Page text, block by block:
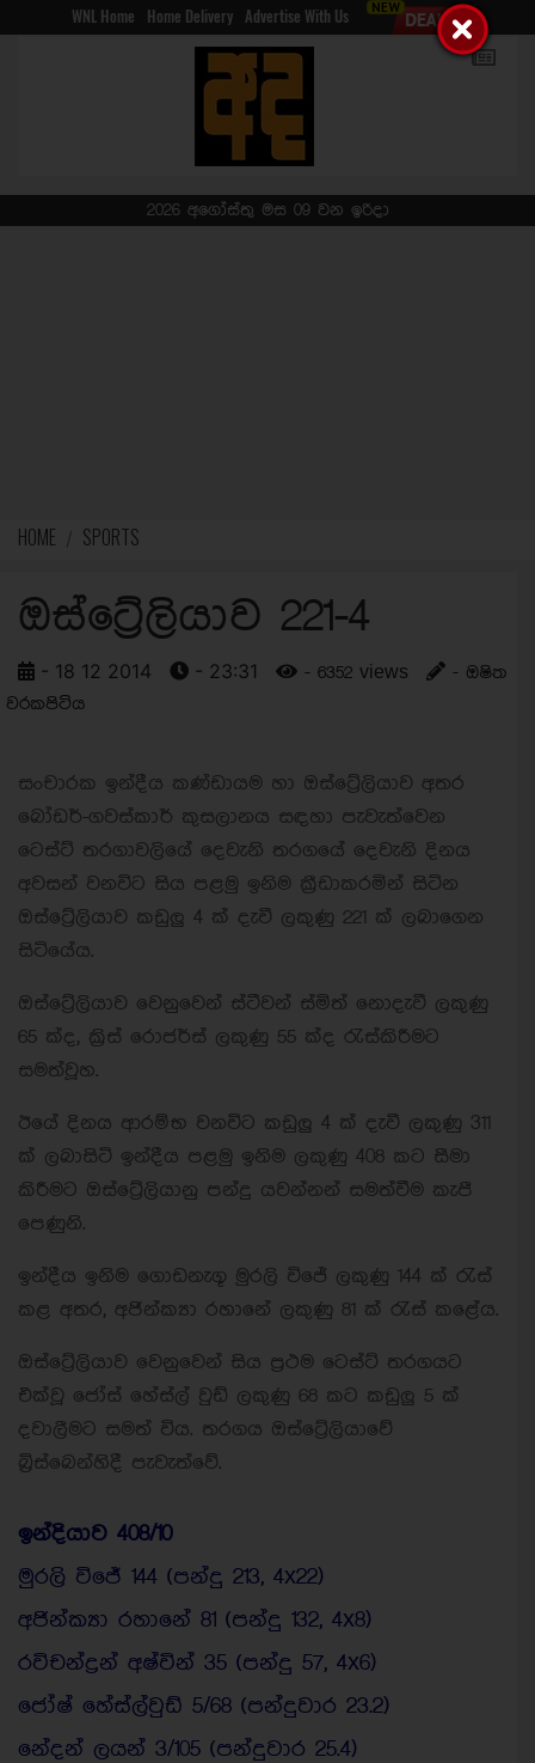
WNL Home Home Delivery Advertise With Us
2026 අගෝස්තු මස 09 වන ඉරිදා
HOME SPORTS
ඔස්ට්‍රේලියාව 221-4
- 18 12 2014 - 23:31 - 6352 views
- ඔෂිත
වරකපිටිය
සංචාරක ඉන්දීය කණ්ඩායම හා ඔස්ට්‍රේලියාව අතර
බෝඩර්-ගවස්කාර් කුසලානය සඳහා පැවැත්වෙන
ටෙස්ට් තරගාවලියේ දෙවැනි තරගයේ දෙවැනි දිනය
අවසන් වනවිට සිය පළමු ඉනිම ක්‍රීඩාකරමින් සිටින
ඔස්ට්‍රේලියාව කඩුලු 4 ක් දැවී ලකුණු 221 ක් ලබාගෙන
සිටියේය.
ඔස්ට්‍රේලියාව වෙනුවෙන් ස්ටීවන් ස්මිත් නොදැවී ලකුණු
65 ක්ද, ක්‍රිස් රොජර්ස් ලකුණු 55 ක්ද රැස්කිරීමට
සමත්වූහ.
ඊයේ දිනය ආරම්භ වනවිට කඩුලු 4 ක් දැවී ලකුණු 311
ක් ලබාසිටි ඉන්දීය පළමු ඉනිම ලකුණු 408 කට සීමා
කිරීමට ඔස්ට්‍රේලියානු පන්දු යවන්නන් සමත්වීම කැපී
පෙණුනි.
ඉන්දීය ඉනිම ගොඩනැගූ මුරලි විජේ ලකුණු 144 ක් රැස්
කළ අතර, අජින්ක්‍යා රහානේ ලකුණු 81 ක් රැස් කළේය.
ඔස්ට්‍රේලියාව වෙනුවෙන් සිය ප්‍රථම ටෙස්ට් තරගයට
එක්වූ ජෝස් හේස්ල් වුඩ් ලකුණු 68 කට කඩුලු 5 ක්
දවාලීමට සමත් විය. තරගය ඔස්ට්‍රේලියාවේ
බ්‍රිස්බෙන්හිදී පැවැත්වේ.
ඉන්දියාව 408/10
මුරලි විජේ 144 (පන්දු 213, 4x22)
අජින්ක්‍යා රහානේ 81 (පන්දු 132, 4x8)
රවිචන්ද්‍රන් අෂ්වින් 35 (පන්දු 57, 4x6)
ජෝෂ් හේස්ල්වුඩ් 5/68 (පන්දුවාර 23.2)
නේදන් ලයන් 3/105 (පන්දුවාර 25.4)